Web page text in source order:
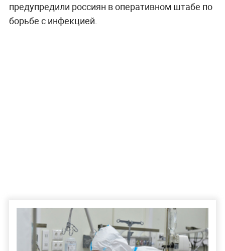
предупредили россиян в оперативном штабе по
борьбе с инфекцией.